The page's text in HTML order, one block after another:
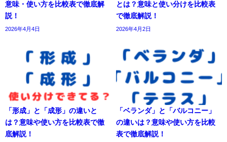
意味・使い方を比較表で徹底解
説！
2026年4月4日
とは？意味と使い分けを比較表
で徹底解説！
2026年4月2日
「形成」と「成形」の違いと
は？意味や使い方を比較表で徹
底解説！
「ベランダ」と「バルコニー」
の違いは？意味や使い方を比較
表で徹底解説！